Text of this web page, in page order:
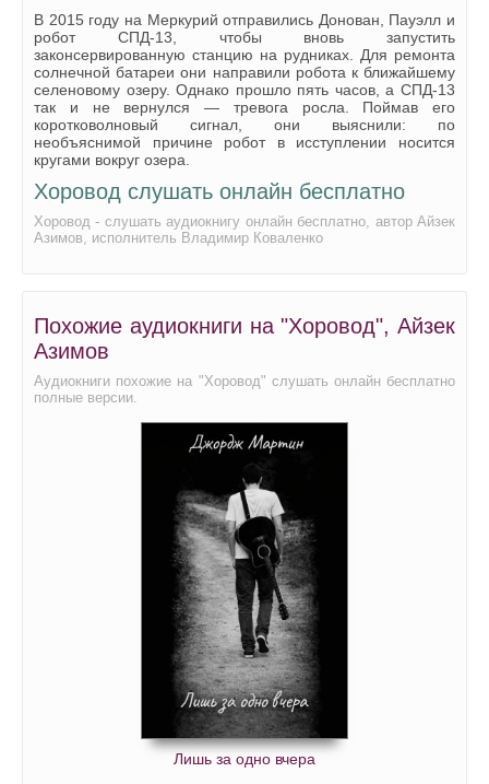
В 2015 году на Меркурий отправились Донован, Пауэлл и
робот СПД-13, чтобы вновь запустить
законсервированную станцию на рудниках. Для ремонта
солнечной батареи они направили робота к ближайшему
селеновому озеру. Однако прошло пять часов, а СПД-13
так и не вернулся — тревога росла. Поймав его
коротковолновый сигнал, они выяснили: по
необъяснимой причине робот в исступлении носится
кругами вокруг озера.
Хоровод слушать онлайн бесплатно
Хоровод - слушать аудиокнигу онлайн бесплатно, автор Айзек
Азимов, исполнитель Владимир Коваленко
Похожие аудиокниги на "Хоровод", Айзек
Азимов
Аудиокниги похожие на "Хоровод" слушать онлайн бесплатно
полные версии.
Лишь за одно вчера